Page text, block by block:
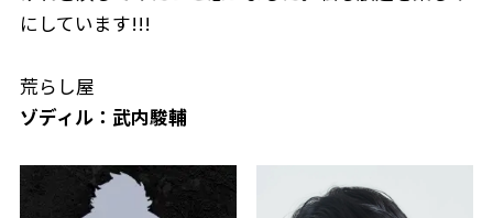
にしています!!!
荒らし屋
ゾディル：武内駿輔